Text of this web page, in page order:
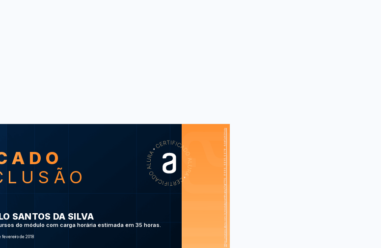
SANTOS DA SILVA
do módulo com carga horária estimada em 35 horas.
fevereiro de 2018 https://cursos.alura.com.br/module/certificate/01af7119-8449-4641-9678-4dbf0d43fdde
CUR
SOS
Agile na prática: técnicas